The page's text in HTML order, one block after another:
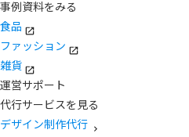
事例資料をみる
食品
ファッション
雑貨
運営サポート
代行サービスを見る
デザイン制作代行